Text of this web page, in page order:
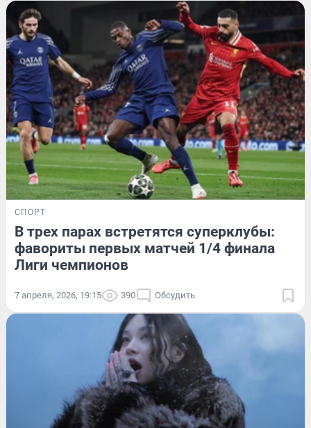
СПОРТ
В трех парах встретятся суперклубы:
фавориты первых матчей 1/4 финала
Лиги чемпионов
7 апреля, 2026, 19:15 390 Обсудить